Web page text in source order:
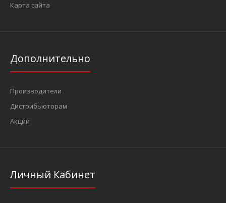
Карта сайта
Дополнительно
Производители
Дистрибьюторам
Акции
Личный Кабинет